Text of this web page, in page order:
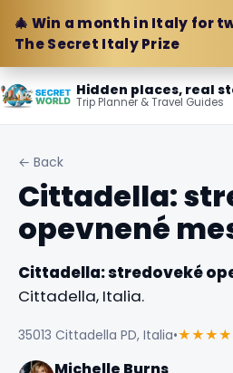
🎄 Win a month in Italy for
The Secret Italy Prize
Hidden places, real
Trip Planner & Travel Guides
← Back
Cittadella:
opevnené
Cittadella: stredoveké
Cittadella, Italia.
35013 Cittadella PD, Italia•
Michelle Burns